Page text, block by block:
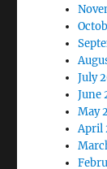
July
June
May
April